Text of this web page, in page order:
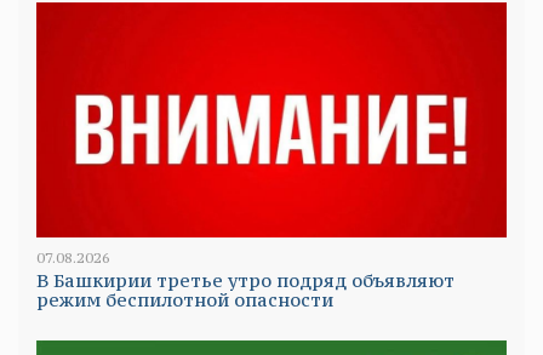
07.08.2026
В Башкирии третье утро подряд объявляют
режим беспилотной опасности